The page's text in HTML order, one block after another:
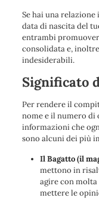
Se hai una
data di nascita del
entrambi
consolidata e,
indesiderabili.
Significato
Per rendere il
nome e il numero di
informazioni che
sono alcuni dei più
Il Bagatto (il
mettono in
agire con
mettere le